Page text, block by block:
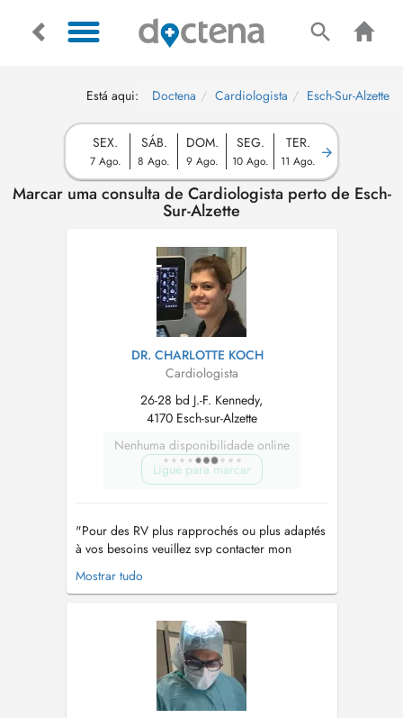
Está aqui: Doctena Cardiologista Esch-Sur-Alzette
SEX.
7 Ago.
SÁB.
8 Ago.
DOM.
9 Ago.
SEG.
10 Ago.
TER.
11 Ago.
Marcar uma consulta de Cardiologista perto de Esch-
Sur-Alzette
DR. CHARLOTTE KOCH
Cardiologista
26-28 bd J.-F. Kennedy,
4170 Esch-sur-Alzette
Nenhuma disponibilidade online
Ligue para marcar
"Pour des RV plus rapprochés ou plus adaptés
à vos besoins veuillez svp contacter mon
secrétariat au numéro de téléphone 54 93 34
ou par fax au numéro 54 93 44." "Le cabinet
trouve à 100m du parking de la Place de
l'Hôtel de Ville."...
Mostrar tudo